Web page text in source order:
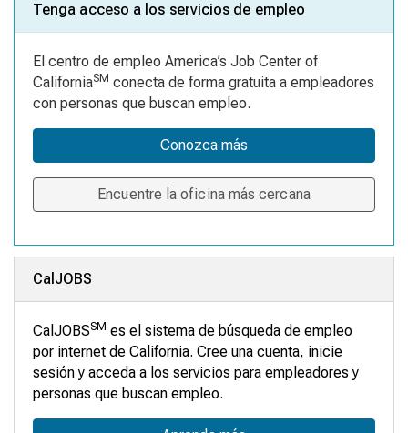
Tenga acceso a los servicios de empleo
El centro de empleo America’s Job Center of
CaliforniaSM conecta de forma gratuita a empleadores
con personas que buscan empleo.
Conozca más
Encuentre la oficina más cercana
CalJOBS
CalJOBSSM es el sistema de búsqueda de empleo
por internet de California. Cree una cuenta, inicie
sesión y acceda a los servicios para empleadores y
personas que buscan empleo.